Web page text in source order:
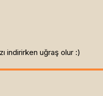
indirirken uğraş olur :)